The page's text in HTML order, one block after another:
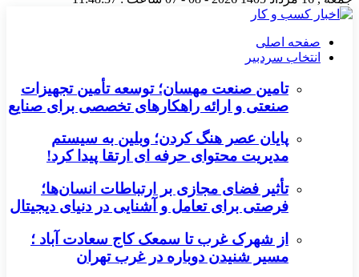
صفحه اصلی
انتخاب سردبیر
تامین صنعت مهسان؛ توسعه تأمین تجهیزات
صنعتی و ارائه راهکارهای تخصصی برای صنایع
پایان عصر هنگ کردن؛ وبلین به سیستم
مدیریت محتوای حرفه ای ارتقا پیدا کرد!
تأثیر فضای مجازی بر ارتباطات انسان‌ها؛
فرصتی برای تعامل و آشنایی در دنیای دیجیتال
از شهرک غرب تا سمعک کاج سعادت آباد ؛
مسیر شنیدن دوباره در غرب تهران